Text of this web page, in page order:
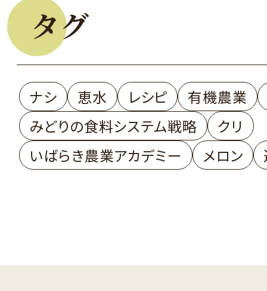
タグ
ナシ 恵水 レシピ
有機農業
みどりの食料システム戦略
クリ
いばらき農業アカデミー
メロン